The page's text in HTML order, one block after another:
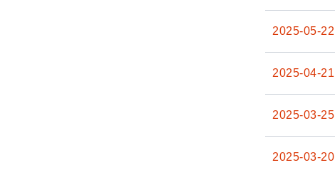
2025-05-22
2025-04-21
2025-03-25
2025-03-20